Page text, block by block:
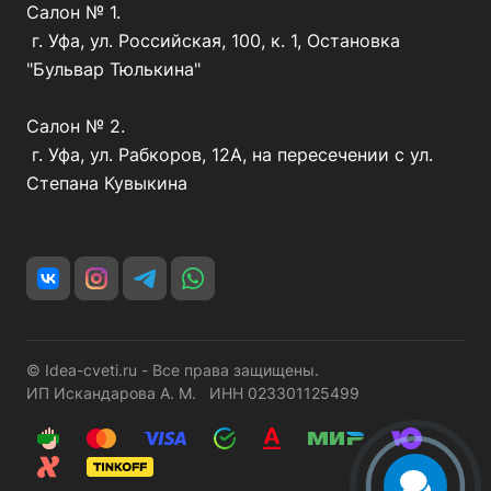
Салон № 1.
г. Уфа, ул. Российская, 100, к. 1, Остановка
"Бульвар Тюлькина"
Салон № 2.
г. Уфа, ул. Рабкоров, 12А, на пересечении с ул.
Степана Кувыкина
© Idea-cveti.ru - Все права защищены.
ИП Искандарова А. М. ИНН 023301125499